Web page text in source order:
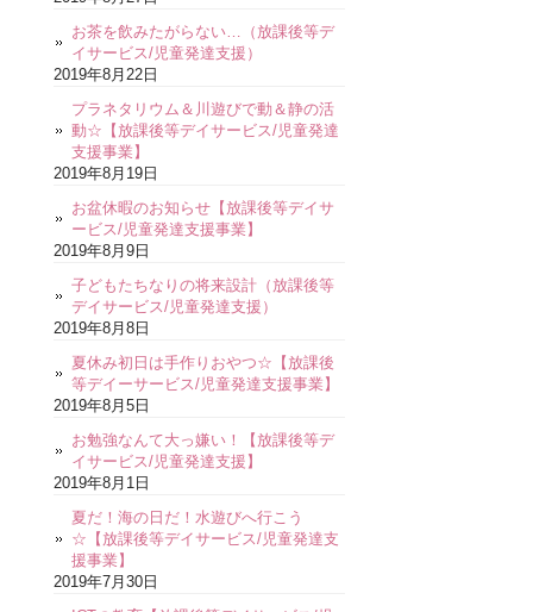
お茶を飲みたがらない…（放課後等デ
イサービス/児童発達支援）
2019年8月22日
プラネタリウム＆川遊びで動＆静の活
動☆【放課後等デイサービス/児童発達
支援事業】
2019年8月19日
お盆休暇のお知らせ【放課後等デイサ
ービス/児童発達支援事業】
2019年8月9日
子どもたちなりの将来設計（放課後等
デイサービス/児童発達支援）
2019年8月8日
夏休み初日は手作りおやつ☆【放課後
等デイーサービス/児童発達支援事業】
2019年8月5日
お勉強なんて大っ嫌い！【放課後等デ
イサービス/児童発達支援】
2019年8月1日
夏だ！海の日だ！水遊びへ行こう
☆【放課後等デイサービス/児童発達支
援事業】
2019年7月30日